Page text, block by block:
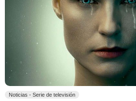
Noticias - Serie de televisión